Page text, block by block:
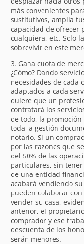
más convenientes
sustitutivos, amplia
capacidad de ofrecer
cualquiera, etc. Solo
sobrevivir en este
3. Gana cuota de
¿Cómo? Dando
necesidades de cada
adaptados a cada
quiere que un
contratará los
de todo, la
toda la gestión
notario. Si un
por las razones que
del 50% de las
particulares, sin
de una entidad
acabará vendiendo
pueden colaborar
vender su casa,
anterior, el
comprador y ese
descuenta de los
serán menores.